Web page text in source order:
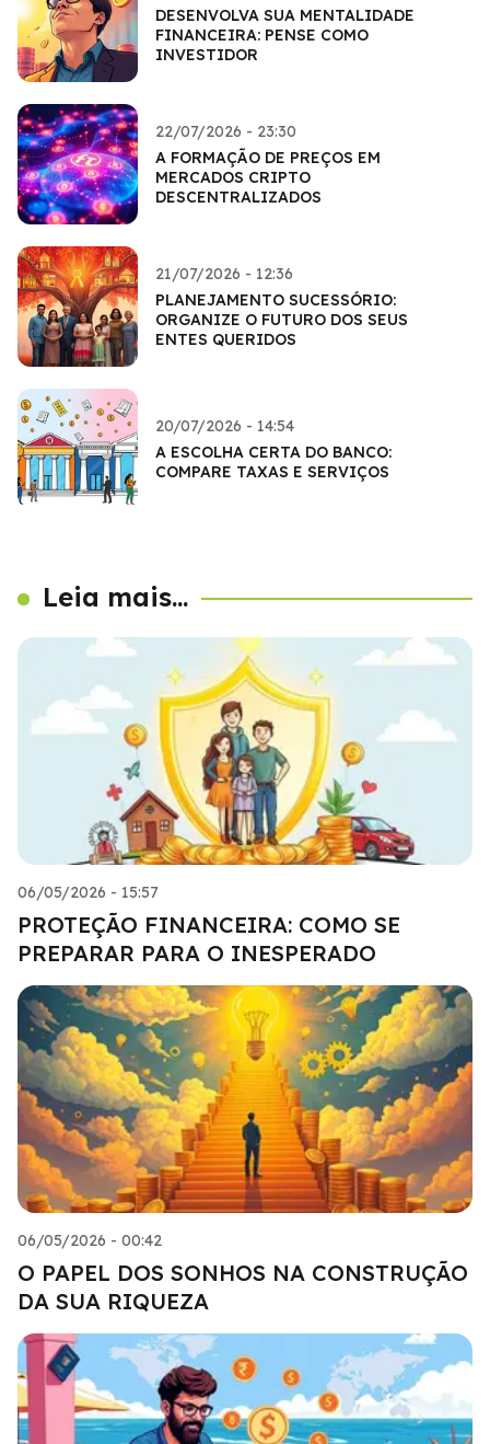
DESENVOLVA SUA MENTALIDADE
FINANCEIRA: PENSE COMO
INVESTIDOR
22/07/2026 - 23:30
A FORMAÇÃO DE PREÇOS EM
MERCADOS CRIPTO
DESCENTRALIZADOS
21/07/2026 - 12:36
PLANEJAMENTO SUCESSÓRIO:
ORGANIZE O FUTURO DOS SEUS
ENTES QUERIDOS
20/07/2026 - 14:54
A ESCOLHA CERTA DO BANCO:
COMPARE TAXAS E SERVIÇOS
Leia mais...
06/05/2026 - 15:57
PROTEÇÃO FINANCEIRA: COMO SE
PREPARAR PARA O INESPERADO
06/05/2026 - 00:42
O PAPEL DOS SONHOS NA CONSTRUÇÃO
DA SUA RIQUEZA